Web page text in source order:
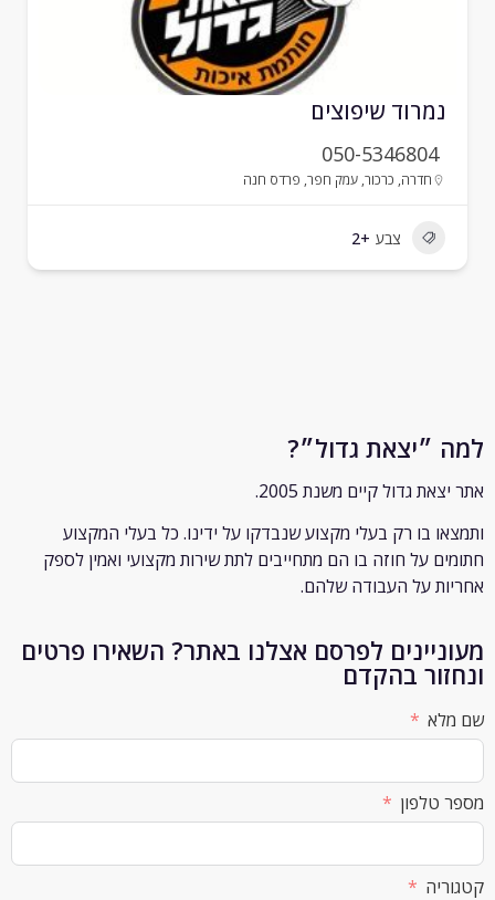
גדול״?
גדול קיים משנת 2005.
בו רקבעלי מקצוע שנבדקו על ידינו. כל בעלי המקצוע
על חוזה בו הם מתחייבים לתת שירות מקצועי ואמין לספק
על העבודה שלהם.
לפרסם אצלנו באתר? השאירו פרטים
בהקדם
שיפוצים
050-5346804
כרכור,עמק חפר ,פרדס חנה
צבע +2